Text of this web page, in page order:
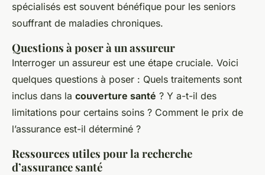
spécialisés est souvent bénéfique pour les seniors
souffrant de maladies chroniques.
Questions à poser à un assureur
Interroger un assureur est une étape cruciale. Voici
quelques questions à poser : Quels traitements sont
inclus dans la couverture santé ? Y a-t-il des
limitations pour certains soins ? Comment le prix de
l’assurance est-il déterminé ?
Ressources utiles pour la recherche
d’assurance santé